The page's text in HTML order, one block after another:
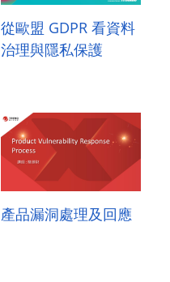
從歐盟 GDPR 看資料
治理與隱私保護
產品漏洞處理及回應